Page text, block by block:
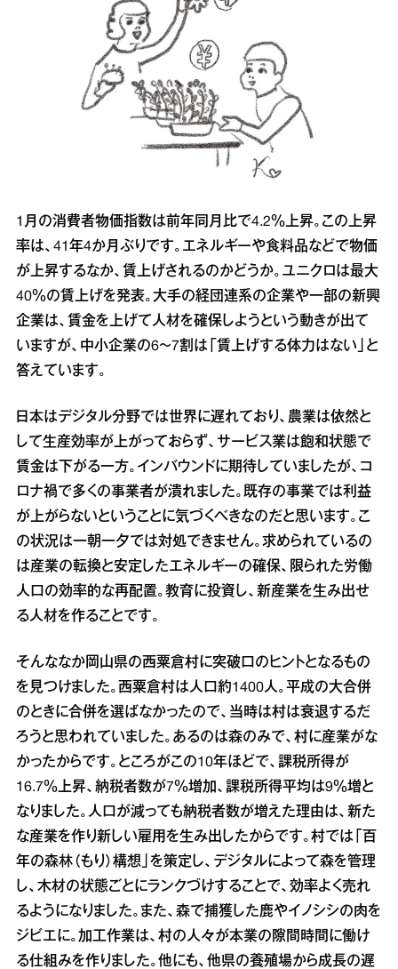
1月の消費者物価指数は前年同月比で4.2％上昇。この上昇
率は、41年4か月ぶりです。エネルギーや食料品などで物価
が上昇するなか、賃上げされるのかどうか。ユニクロは最大
40％の賃上げを発表。大手の経団連系の企業や一部の新興
企業は、賃金を上げて人材を確保しようという動きが出て
いますが、中小企業の6～7割は「賃上げする体力はない」と
答えています。
日本はデジタル分野では世界に遅れており、農業は依然と
して生産効率が上がっておらず、サービス業は飽和状態で
賃金は下がる一方。インバウンドに期待していましたが、コ
ロナ禍で多くの事業者が潰れました。既存の事業では利益
が上がらないということに気づくべきなのだと思います。こ
の状況は一朝一夕では対処できません。求められているの
は産業の転換と安定したエネルギーの確保、限られた労働
人口の効率的な再配置。教育に投資し、新産業を生み出せ
る人材を作ることです。
そんななか岡山県の西粟倉村に突破口のヒントとなるもの
を見つけました。西粟倉村は人口約1400人。平成の大合併
のときに合併を選ばなかったので、当時は村は衰退するだ
ろうと思われていました。あるのは森のみで、村に産業がな
かったからです。ところがこの10年ほどで、課税所得が
16.7％上昇、納税者数が7％増加、課税所得平均は9％増と
なりました。人口が減っても納税者数が増えた理由は、新た
な産業を作り新しい雇用を生み出したからです。村では「百
年の森林（もり）構想」を策定し、デジタルによって森を管理
し、木材の状態ごとにランクづけすることで、効率よく売れ
るようになりました。また、森で捕獲した鹿やイノシシの肉を
ジビエに。加工作業は、村の人々が本業の隙間時間に働け
る仕組みを作りました。他にも、他県の養殖場から成長の遅